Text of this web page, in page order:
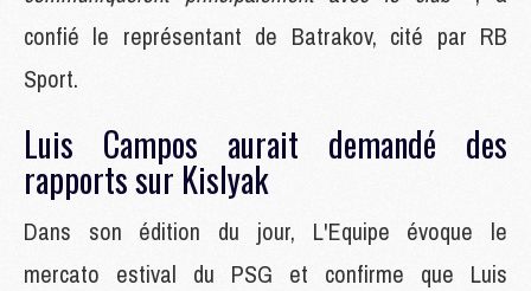
confié le représentant de Batrakov, cité par RB
Sport.
Luis Campos aurait demandé des
rapports sur Kislyak
Dans son édition du jour, L'Equipe évoque le
mercato estival du PSG et confirme que Luis